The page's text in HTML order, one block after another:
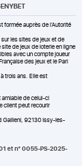
formée auprès de l'Autorité
les sites de jeux et de
de jeux de loterie en ligne
avec un compte joueur
des jeux et le Pari
trois ans. Elle est
amiable de celui-ci
client peut recourir
Gallieni, 92130 Issy-les-
et n° 0055-PS-2025-